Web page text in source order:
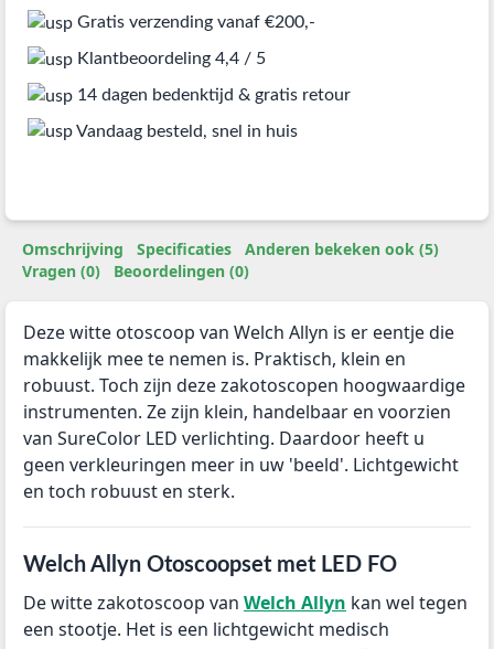
Gratis verzending vanaf €200,-
Klantbeoordeling 4,4 / 5
14 dagen bedenktijd & gratis retour
Vandaag besteld, snel in huis
Omschrijving Specificaties
Anderen bekeken ook (5)
Vragen (0)
Beoordelingen (0)
Deze witte otoscoop van Welch Allyn is er eentje die
makkelijk mee te nemen is. Praktisch, klein en
robuust. Toch zijn deze zakotoscopen hoogwaardige
instrumenten. Ze zijn klein, handelbaar en voorzien
van SureColor LED verlichting. Daardoor heeft u
geen verkleuringen meer in uw 'beeld'. Lichtgewicht
en toch robuust en sterk.
Welch Allyn Otoscoopset met LED FO
De witte zakotoscoop van Welch Allyn kan wel tegen
een stootje. Het is een lichtgewicht medisch